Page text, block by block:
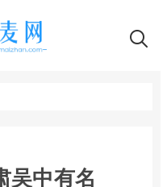
吴中有名